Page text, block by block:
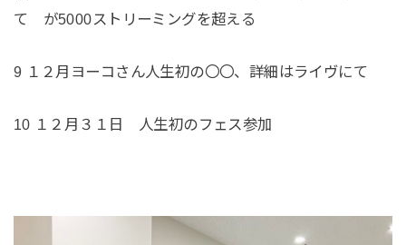
て が5000ストリーミングを超える
9 １２月ヨーコさん人生初の〇〇、詳細はライヴにて
10 １２月３１日 人生初のフェス参加